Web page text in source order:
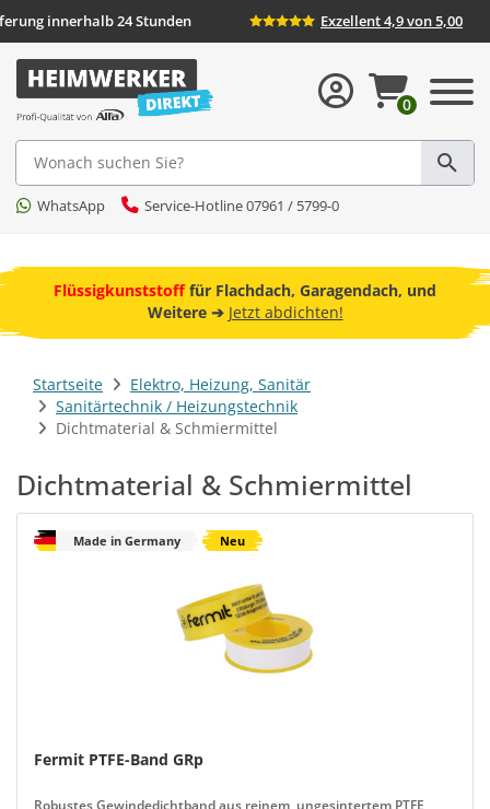
innerhalb 24 Stunden Exzellent 4,9 von 5,00
Suche
WhatsApp Service-Hotline 07961 / 5799-0
0
Flüssigkunststofffür Flachdach, Garagendach, und
Weitere ➔ Jetzt abdichten!
Startseite
Elektro, Heizung, Sanitär
Sanitärtechnik / Heizungstechnik
Dichtmaterial & Schmiermittel
Dichtmaterial & Schmiermittel
Made in Germany Neu
Fermit PTFE-Band GRp
Robustes Gewindedichtband aus reinem, ungesintertem PTFE